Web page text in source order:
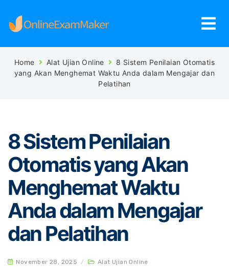
Home Alat Ujian Online
8 Sistem Penilaian Otomatis
yang Akan Menghemat Waktu Anda dalam Mengajar dan
Pelatihan
8 Sistem Penilaian
Otomatis yang Akan
Menghemat Waktu
Anda dalam Mengajar
dan Pelatihan
November 28, 2025 / Alat Ujian Online